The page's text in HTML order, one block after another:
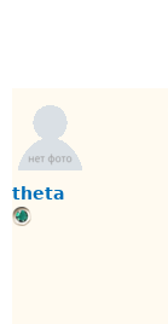
theta